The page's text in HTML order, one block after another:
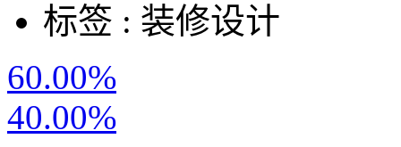
标签 : 装修设计
60.00%
40.00%